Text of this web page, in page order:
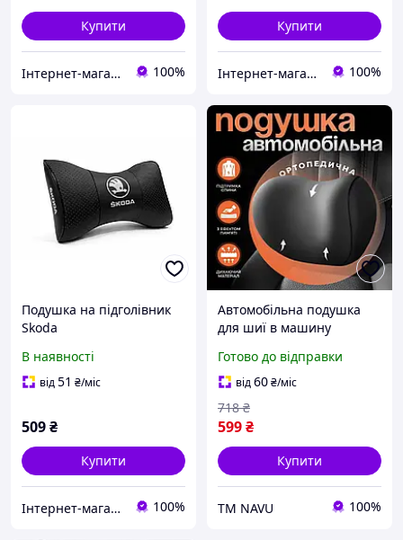
Купити
Інтернет-магазин DasHocker 100%
Купити
Інтернет-магазин DasHocker 100%
Подушка на підголівник
Skoda
В наявності
від51 ₴/міс
509₴
Купити
Інтернет-магазин DasHocker 100%
Автомобільна подушка
для шиї в машину
автоподушка Navu на
підголівник під шию в
авто мemory foam
Готово до відправки
від60₴/міс
599₴
718 ₴
Купити
ТМ NAVU 100%